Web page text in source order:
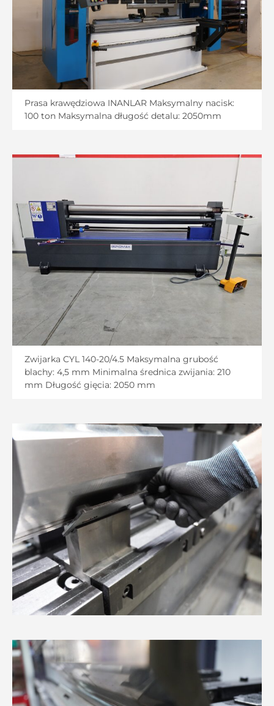
Prasa krawędziowa INANLAR Maksymalny nacisk:
100 ton Maksymalna długość detalu: 2050mm
Zwijarka CYL 140-20/4.5 Maksymalna grubość
blachy: 4,5 mm Minimalna średnica zwijania: 210
mm Długość gięcia: 2050 mm